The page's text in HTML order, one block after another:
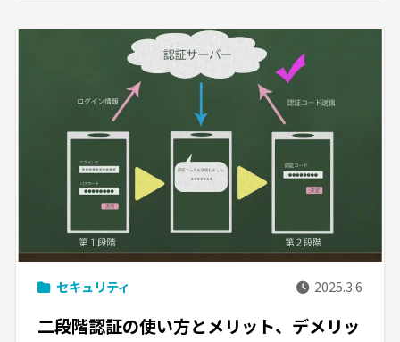
セキュリティ 2025.3.6
二段階認証の使い方とメリット、デメリッ